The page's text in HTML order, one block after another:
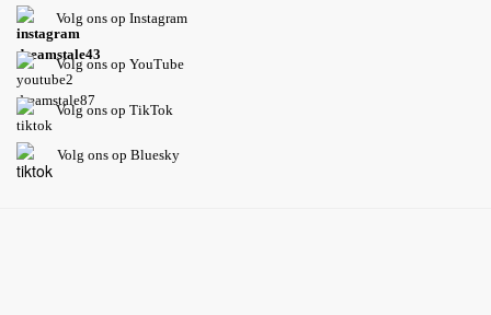
Volg ons op Instagram
Volgons op YouTube
Volg ons op TikTok
Volg ons op Bluesky